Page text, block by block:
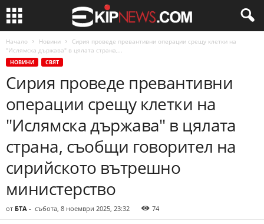
Начало Новини
Сирия проведе превантивни операции срещу клетки на
"Ислямска държава" в цялата страна,...
НОВИНИ СВЯТ
Сирия проведе превантивни
операции срещу клетки на
"Ислямска държава" в цялата
страна, съобщи говорител на
сирийското вътрешно
министерство
от БТА - събота, 8 ноември 2025, 23:32 74